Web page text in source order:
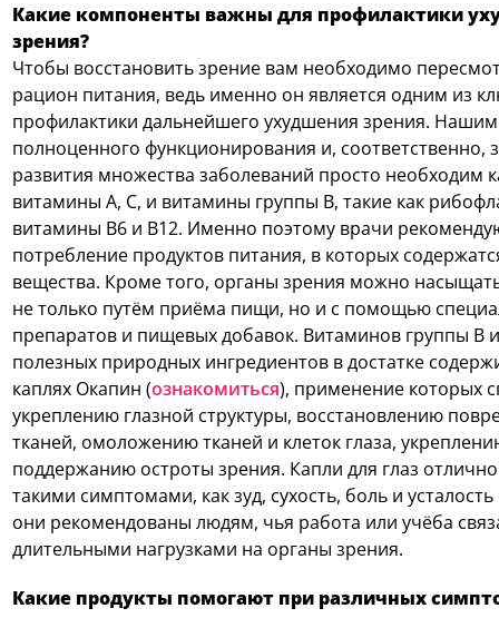
Какие компоненты важны для профилактики
зрения?
Чтобы восстановить зрение вам необходимо
рацион питания, ведь именно он является одним из
профилактики дальнейшего ухудшения зрения. Нашим
полноценного функционирования и, соответственно,
развития множества заболеваний просто необходим
витамины A, C, и витамины группы B, такие как
витамины B6 и B12. Именно поэтому врачи
потребление продуктов питания, в которых
вещества. Кроме того, органы зрения можно
не только путём приёма пищи, но и с помощью
препаратов и пищевых добавок. Витаминов группы B
полезных природных ингредиентов в достатке
каплях Окапин (ознакомиться), применение которых
укреплению глазной структуры, восстановлению
тканей, омоложению тканей и клеток глаза,
поддержанию остроты зрения. Капли для глаз
такими симптомами, как зуд, сухость, боль и
они рекомендованы людям, чья работа или учёба
длительными нагрузками на органы зрения.
Какие продукты помогают при различных